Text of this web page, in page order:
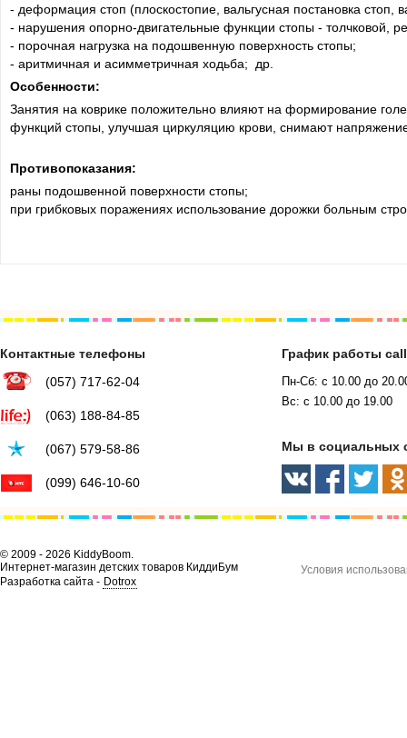
- деформация стоп (плоскостопие, вальгусная постановка стоп,
- нарушения опорно-двигательные функции стопы - толчковой,
- порочная нагрузка на подошвенную поверхность стопы;
- аритмичная и асимметричная ходьба; др.
Особенности:
Занятия на коврике положительно влияют на формирование
функций стопы, улучшая циркуляцию крови, снимают
Противопоказания:
раны подошвенной поверхности стопы;
при грибковых поражениях использование дорожки больным
Контактные телефоны
(057) 717-62-04
(063) 188-84-85
(067) 579-58-86
(099) 646-10-60
График работы
Пн-Сб: с 10.00 до
Вс: с 10.00 до 19.00
Мы в социальных
© 2009 - 2026 KiddyBoom.
Интернет-магазин детских товаров КиддиБум
Разработка сайта - Dotrox
Условия